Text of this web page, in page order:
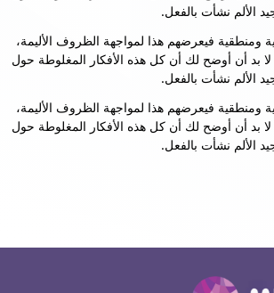
الألم نشأت بالفعل.
ومنطقية فيعرضهم هذا لمواجهة الظروف الأليمة،
لا بد أن أوضح لك أن كل هذه الأفكار المغلوطة حول
الألم نشأت بالفعل.
ومنطقية فيعرضهم هذا لمواجهة الظروف الأليمة،
لا بد أن أوضح لك أن كل هذه الأفكار المغلوطة حول
الألم نشأت بالفعل.